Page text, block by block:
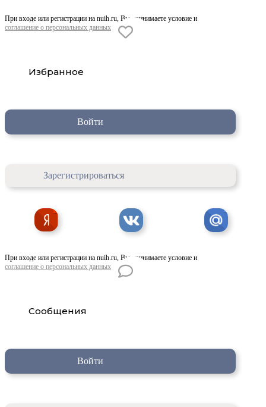
При входе или регистрации на nuih.ru, Вы принимаете условие и
соглашение о персональных данных
Избранное
Войти
Зарегистрироваться
При входе или регистрации на nuih.ru, Вы принимаете условие и
соглашение о персональных данных
Сообщения
Войти